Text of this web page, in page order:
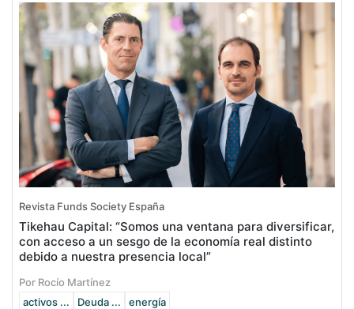
Revista Funds Society España
Tikehau Capital: “Somos una ventana para diversificar,
con acceso a un sesgo de la economía real distinto
debido a nuestra presencia local”
Por Rocío Martínez
activos ...
Deuda ... energía